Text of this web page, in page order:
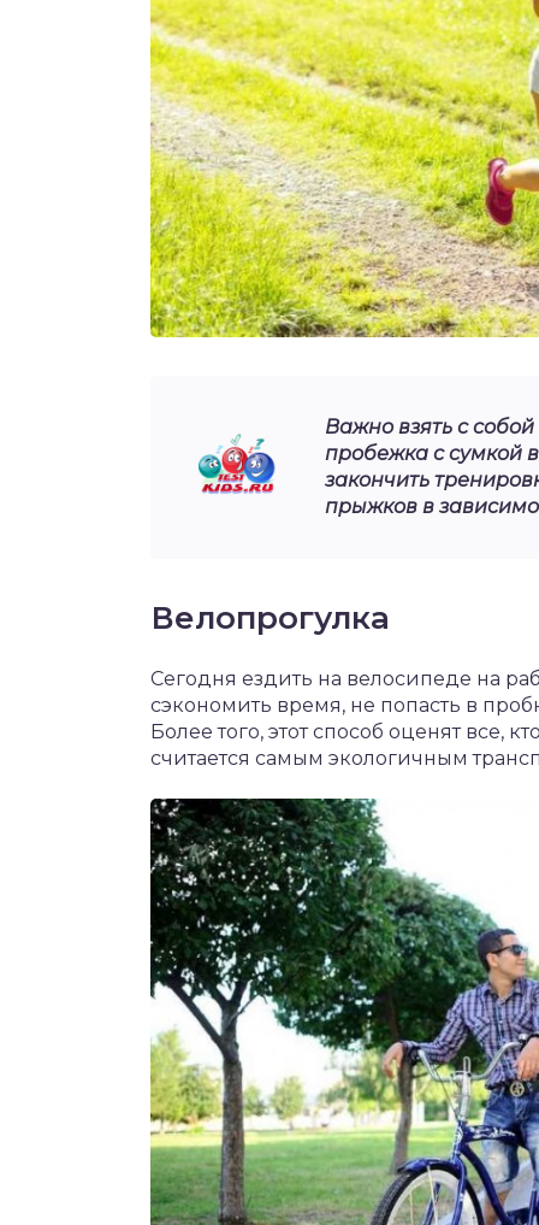
Важно взять с
пробежка с сумкой
закончить
прыжков в
Велопрогулка
Сегодня ездить на велосипеде на
сэкономить время, не попасть в
Более того, этот способ оценят все,
считается самым экологичным